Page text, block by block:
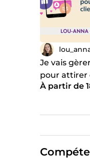
Je vais
pour attirer
À partir de